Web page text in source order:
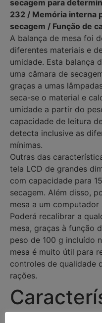
secagem para
232 / Memória interna
secagem / Função de
A balança de mesa foi
diferentes materiais e
umidade. Esta balança
uma câmara de
graças a umas
seca-se o material e
umidade a partir do
capacidade de leitura
detecta inclusive as
mínimas.
Outras das
tela LCD de grandes
com capacidade para
secagem. Além disso,
mesa a um
Poderá recalibrar a
mesa, graças à função
peso de 100 g incluído
mesa é muito útil para
controles de qualidade
rações.